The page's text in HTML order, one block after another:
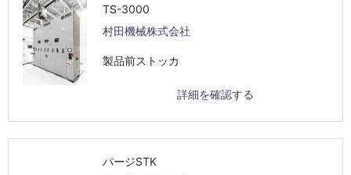
TS-3000
村田機械株式会社
製品前ストッカ
詳細を確認する
パージSTK